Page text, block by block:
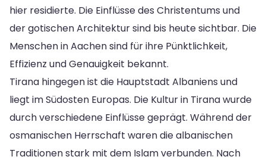
hier residierte. Die Einflüsse des Christentums und
der gotischen Architektur sind bis heute sichtbar. Die
Menschen in Aachen sind für ihre Pünktlichkeit,
Effizienz und Genauigkeit bekannt.
Tirana hingegen ist die Hauptstadt Albaniens und
liegt im Südosten Europas. Die Kultur in Tirana wurde
durch verschiedene Einflüsse geprägt. Während der
osmanischen Herrschaft waren die albanischen
Traditionen stark mit dem Islam verbunden. Nach